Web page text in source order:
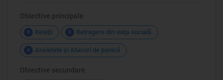
Obiective principale
R Relații R Retragere din viaţa socială
A Anxietate şi Atacuri de panică
Obiective secundare